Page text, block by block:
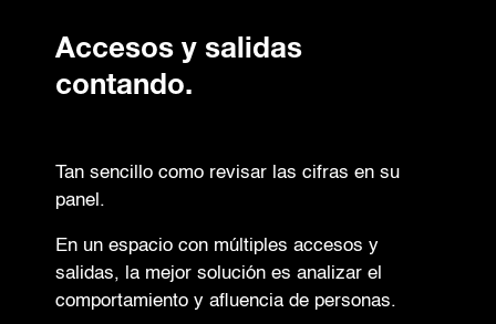
Accesos y salidas
contando.
Tan sencillo como revisar las cifras en su
panel.
En un espacio con múltiples accesos y
salidas, la mejor solución es analizar el
comportamiento y afluencia de personas.